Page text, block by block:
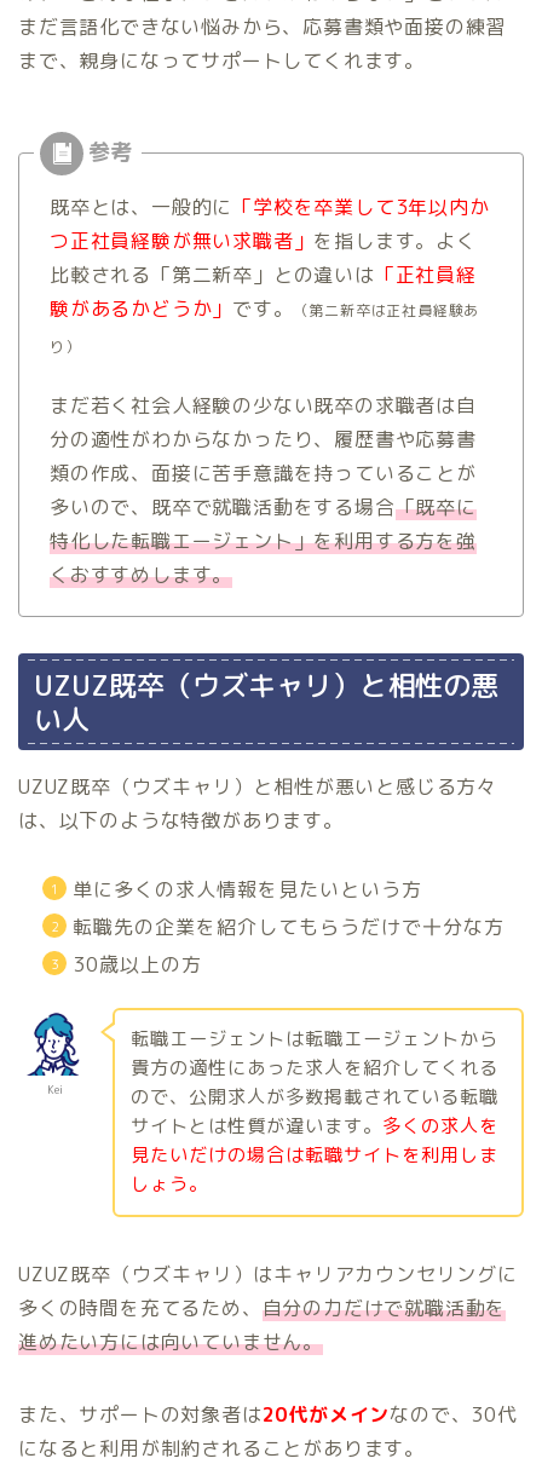
まだ言語化できない悩みから、応募書類や面接の練習
まで、親身になってサポートしてくれます。
既卒とは、一般的に 「学校を卒業して3年以内か
つ正社員経験が無い求職者」 を指します。よく
比較される「第二新卒」との違いは 「正社員経
験があるかどうか」 です。
（第二新卒は正社員経験あ
り）
まだ若く社会人経験の少ない既卒の求職者は自
分の適性がわからなかったり、履歴書や応募書
類の作成、面接に苦手意識を持っていることが
多いので、既卒で就職活動をする場合「既卒に
特化した転職エージェント」を利用する方を強
くおすすめします。
UZUZ既卒（ウズキャリ）と相性の悪
い人
UZUZ既卒（ウズキャリ）と相性が悪いと感じる方々
は、以下のような特徴があります。
単に多くの求人情報を見たいという方
転職先の企業を紹介してもらうだけで十分な方
30歳以上の方
Kei
転職エージェントは転職エージェントから
貴方の適性にあった求人を紹介してくれる
ので、公開求人が多数掲載されている転職
サイトとは性質が違います。 多くの求人を
見たいだけの場合は転職サイトを利用しま
しょう。
UZUZ既卒（ウズキャリ）はキャリアカウンセリングに
多くの時間を充てるため、 自分の力だけで就職活動を
進めたい方には向いていません。
また、サポートの対象者は20代がメインなので、30代
になると利用が制約されることがあります。